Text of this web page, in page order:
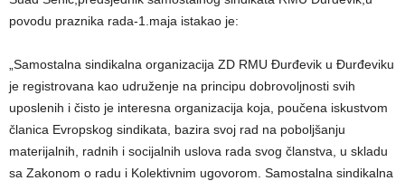
povodu praznika rada-1.maja istakao je:
„Samostalna sindikalna organizacija ZD RMU Đurđevik u Đurđeviku
je registrovana kao udruženje na principu dobrovoljnosti svih
uposlenih i čisto je interesna organizacija koja, poučena iskustvom
članica Evropskog sindikata, bazira svoj rad na poboljšanju
materijalnih, radnih i socijalnih uslova rada svog članstva, u skladu
sa Zakonom o radu i Kolektivnim ugovorom. Samostalna sindikalna